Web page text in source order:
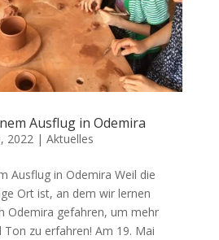
Ausflug in Odemira
2022| Aktuelles
Ausflug in Odemira Weil die
Ort ist, an dem wir lernen
Odemira gefahren, um mehr
zu erfahren! Am 19. Mai